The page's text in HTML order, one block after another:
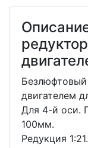
двигателем
Для 4-й оси.
100мм.
Редукция